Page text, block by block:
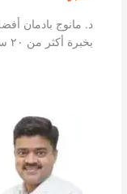
د. مانوج بادمان
بخبرة أكثر من ٢٠ سنة، يعتبر الدكتور مانوج من دلهي […]